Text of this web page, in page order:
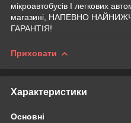
мікроавтобусів І легкових
магазині, НАПЕВНО
ГАРАНТІЯ!
Приховати
Характеристики
Основні